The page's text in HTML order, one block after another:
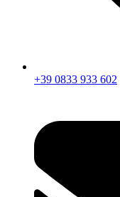
+39 0833 933 602